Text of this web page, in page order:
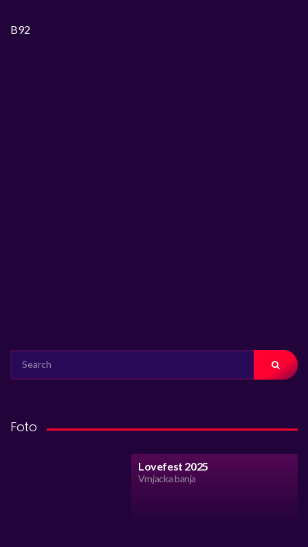
B92
FOR:
Foto
Lovefest 2025
Vrnjacka banja